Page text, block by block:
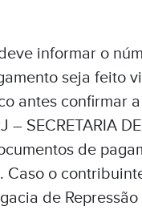
informar o
seja feito
antes confirmar
SECRETARIA
de
Caso o
de